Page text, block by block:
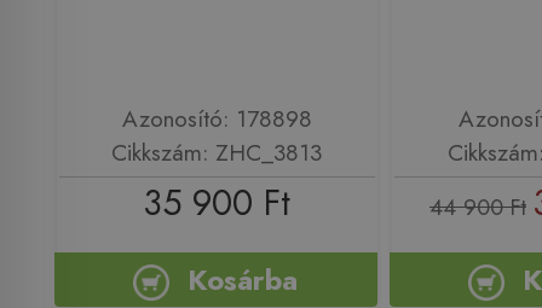
Azonosító: 178898
Cikkszám: ZHC_3813
35 900 Ft
Kosárba
44 900 Ft